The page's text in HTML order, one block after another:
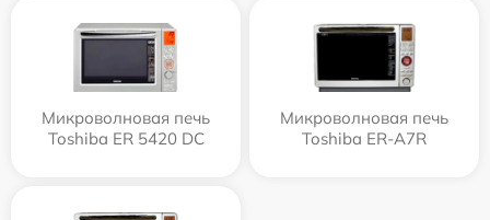
Микроволновая печь
Toshiba ER 5420 DC
Микроволновая печь
Toshiba ER-A7R